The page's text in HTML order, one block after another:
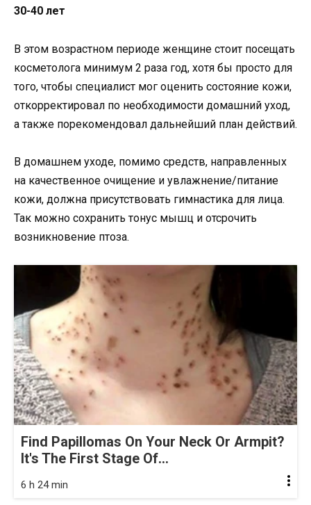
30-40 лет
В этом возрастном периоде женщине стоит посещать
косметолога минимум 2 раза год, хотя бы просто для
того, чтобы специалист мог оценить состояние кожи,
откорректировал по необходимости домашний уход,
а также порекомендовал дальнейший план действий.
В домашнем уходе, помимо средств, направленных
на качественное очищение и увлажнение/питание
кожи, должна присутствовать гимнастика для лица.
Так можно сохранить тонус мышц и отсрочить
возникновение птоза.
Find Papillomas On Your Neck Or Armpit?
It's The First Stage Of...
6 h 24 min